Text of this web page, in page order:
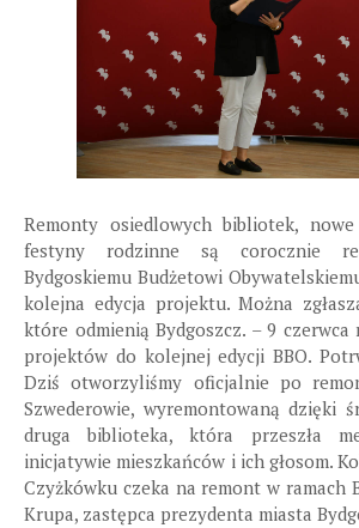
Remonty osiedlowych bibliotek,
festyny rodzinne są corocznie
Bydgoskiemu Budżetowi
kolejna edycja projektu. Można
które odmienią Bydgoszcz. – 9 czerwca
projektów do kolejnej edycji BBO.
Dziś otworzyliśmy oficjalnie po
Szwederowie, wyremontowaną dzięki
druga biblioteka, która przeszła
inicjatywie mieszkańców i ich głosom.
Czyżkówku czeka na remont w ramach
Krupa, zastępca prezydenta miasta